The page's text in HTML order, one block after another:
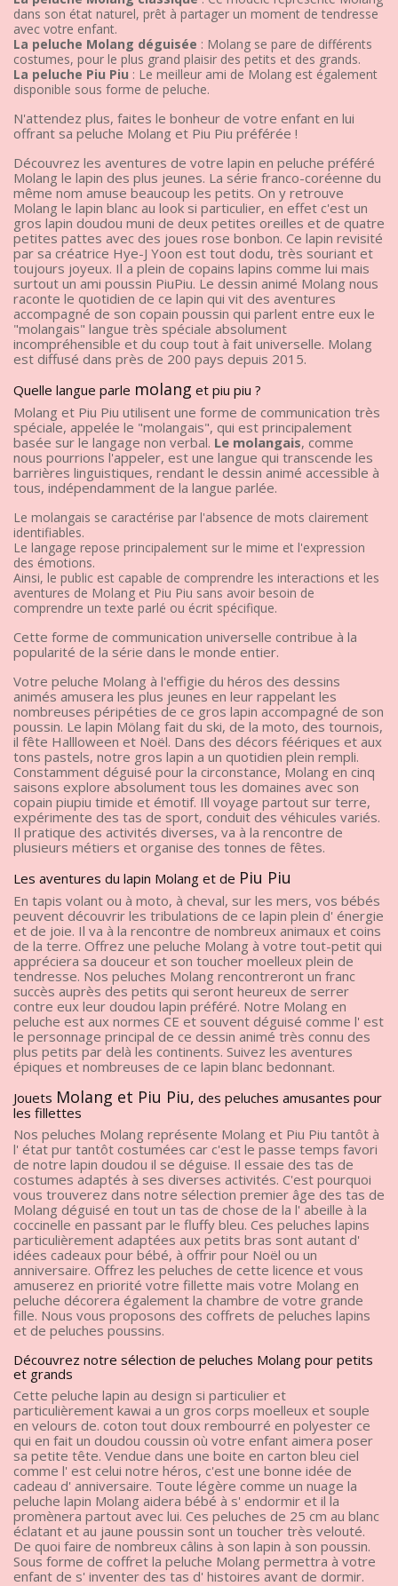
dans son état naturel, prêt à partager un moment de tendresse
avec votre enfant.
La peluche Molang déguisée : Molang se pare de différents
costumes, pour le plus grand plaisir des petits et des grands.
La peluche Piu Piu : Le meilleur ami de Molang est également
disponible sous forme de peluche.
N'attendez plus, faites le bonheur de votre enfant en lui
offrant sa peluche Molang et Piu Piu préférée !
Découvrez les aventures de votre lapin en peluche préféré
Molang le lapin des plus jeunes. La série franco-coréenne du
même nom amuse beaucoup les petits. On y retrouve
Molang le lapin blanc au look si particulier, en effet c'est un
gros lapin doudou muni de deux petites oreilles et de quatre
petites pattes avec des joues rose bonbon. Ce lapin revisité
par sa créatrice Hye-J Yoon est tout dodu, très souriant et
toujours joyeux. Il a plein de copains lapins comme lui mais
surtout un ami poussin PiuPiu. Le dessin animé Molang nous
raconte le quotidien de ce lapin qui vit des aventures
accompagné de son copain poussin qui parlent entre eux le
"molangais" langue très spéciale absolument
incompréhensible et du coup tout à fait universelle. Molang
est diffusé dans près de 200 pays depuis 2015.
Quelle langue parle molang et piu piu ?
Molang et Piu Piu utilisent une forme de communication très
spéciale, appelée le "molangais", qui est principalement
basée sur le langage non verbal. Le molangais, comme
nous pourrions l'appeler, est une langue qui transcende les
barrières linguistiques, rendant le dessin animé accessible à
tous, indépendamment de la langue parlée.
Le molangais se caractérise par l'absence de mots clairement
identifiables.
Le langage repose principalement sur le mime et l'expression
des émotions.
Ainsi, le public est capable de comprendre les interactions et les
aventures de Molang et Piu Piu sans avoir besoin de
comprendre un texte parlé ou écrit spécifique.
Cette forme de communication universelle contribue à la
popularité de la série dans le monde entier.
Votre peluche Molang à l'effigie du héros des dessins
animés amusera les plus jeunes en leur rappelant les
nombreuses péripéties de ce gros lapin accompagné de son
poussin. Le lapin Mölang fait du ski, de la moto, des tournois,
il fête Hallloween et Noël. Dans des décors féériques et aux
tons pastels, notre gros lapin a un quotidien plein rempli.
Constamment déguisé pour la circonstance, Molang en cinq
saisons explore absolument tous les domaines avec son
copain piupiu timide et émotif. Ill voyage partout sur terre,
expérimente des tas de sport, conduit des véhicules variés.
Il pratique des activités diverses, va à la rencontre de
plusieurs métiers et organise des tonnes de fêtes.
Les aventures du lapin Molang et de Piu Piu
En tapis volant ou à moto, à cheval, sur les mers, vos bébés
peuvent découvrir les tribulations de ce lapin plein d' énergie
et de joie. Il va à la rencontre de nombreux animaux et coins
de la terre. Offrez une peluche Molang à votre tout-petit qui
appréciera sa douceur et son toucher moelleux plein de
tendresse. Nos peluches Molang rencontreront un franc
succès auprès des petits qui seront heureux de serrer
contre eux leur doudou lapin préféré. Notre Molang en
peluche est aux normes CE et souvent déguisé comme l' est
le personnage principal de ce dessin animé très connu des
plus petits par delà les continents. Suivez les aventures
épiques et nombreuses de ce lapin blanc bedonnant.
Jouets Molang et Piu Piu, des peluches amusantes pour
les fillettes
Nos peluches Molang représente Molang et Piu Piu tantôt à
l' état pur tantôt costumées car c'est le passe temps favori
de notre lapin doudou il se déguise. Il essaie des tas de
costumes adaptés à ses diverses activités. C'est pourquoi
vous trouverez dans notre sélection premier âge des tas de
Molang déguisé en tout un tas de chose de la l' abeille à la
coccinelle en passant par le fluffy bleu. Ces peluches lapins
particulièrement adaptées aux petits bras sont autant d'
idées cadeaux pour bébé, à offrir pour Noël ou un
anniversaire. Offrez les peluches de cette licence et vous
amuserez en priorité votre fillette mais votre Molang en
peluche décorera également la chambre de votre grande
fille. Nous vous proposons des coffrets de peluches lapins
et de peluches poussins.
Découvrez notre sélection de peluches Molang pour petits
et grands
Cette peluche lapin au design si particulier et
particulièrement kawai a un gros corps moelleux et souple
en velours de. coton tout doux rembourré en polyester ce
qui en fait un doudou coussin où votre enfant aimera poser
sa petite tête. Vendue dans une boite en carton bleu ciel
comme l' est celui notre héros, c'est une bonne idée de
cadeau d' anniversaire. Toute légère comme un nuage la
peluche lapin Molang aidera bébé à s' endormir et il la
promènera partout avec lui. Ces peluches de 25 cm au blanc
éclatant et au jaune poussin sont un toucher très velouté.
De quoi faire de nombreux câlins à son lapin à son poussin.
Sous forme de coffret la peluche Molang permettra à votre
enfant de s' inventer des tas d' histoires avant de dormir.